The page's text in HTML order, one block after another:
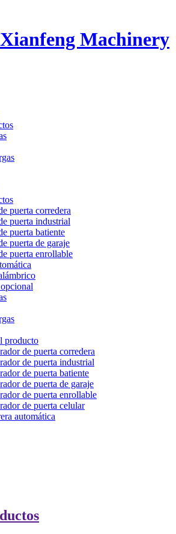
puerta corredera
puerta industrial
puerta batiente
puerta de garaje
puerta enrollable
producto
de puerta corredera
de puerta industrial
de puerta batiente
de puerta de garaje
de puerta enrollable
de puerta celular
automática